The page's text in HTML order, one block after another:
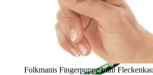
Folkmanis Fingerpuppe mini